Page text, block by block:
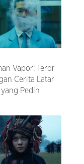
Vapor: Teror
Cerita Latar
yang Pedih